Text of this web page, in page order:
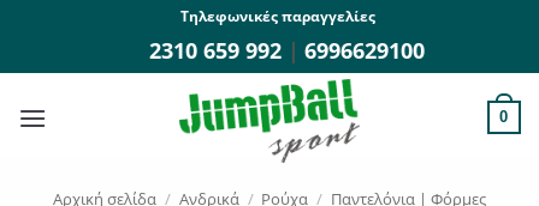
περιεχόμενο
Τηλεφωνικές παραγγελίες
2310 659 992 | 6996629100
0
Αρχική σελίδα / Ανδρικά / Ρούχα / Παντελόνια | Φόρμες